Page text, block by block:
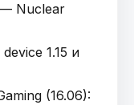
— Nuclear
1.15 и
(16.06):